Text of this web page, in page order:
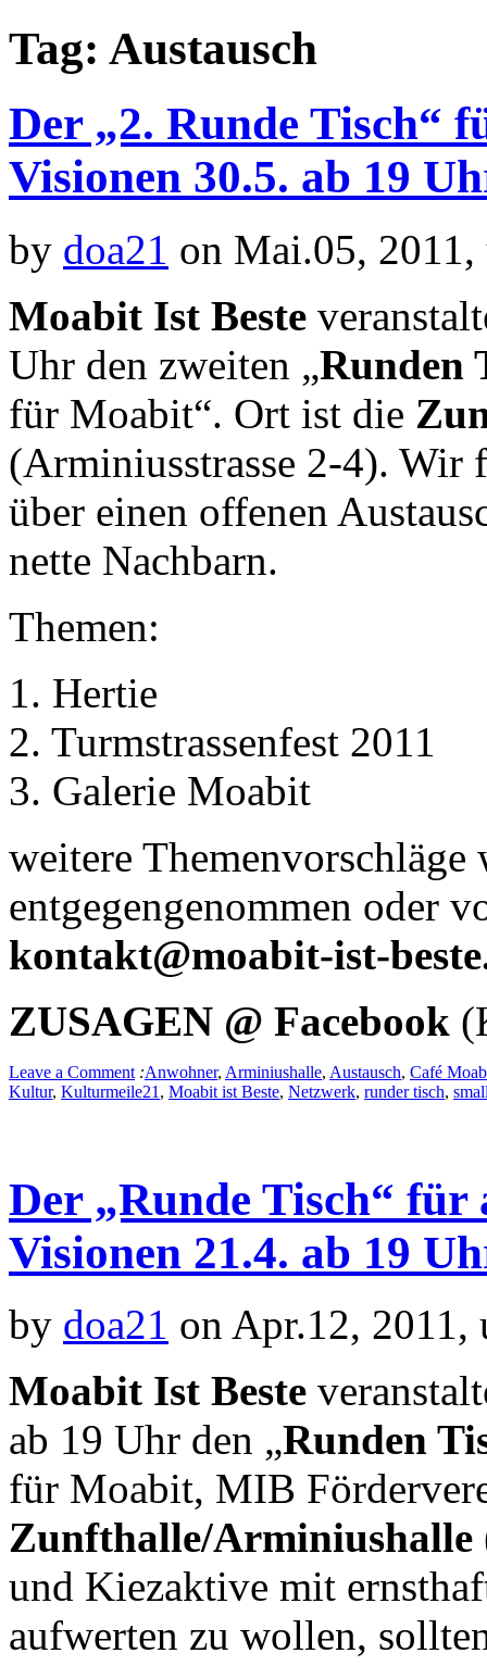
Tag: Austausch
Der „2. Runde Tisch“
Visionen 30.5. ab 19
by doa21 on Mai.05,
Moabit Ist Beste
Uhr den zweiten „Runden
für Moabit“. Ort ist die
(Arminiusstrasse 2-4). Wir
über einen offenen
nette Nachbarn.
Themen:
1. Hertie
2. Turmstrassenfest 2011
3. Galerie Moabit
weitere
entgegengenommen oder
kontakt@moabit-ist-
ZUSAGEN @ Facebook
Leave a Comment :Anwohner, Arminiushalle, Austausch, Café
Kultur, Kulturmeile21 , Moabit ist Beste, Netzwerk, runder tisch,
Der „Runde Tisch“
Visionen 21.4. ab 19
by doa21 on Apr.12, 2011,
Moabit Ist Beste
ab 19 Uhr den „Runden
für Moabit, MIB
Zunfthalle/Arminiushalle
und Kiezaktive mit
aufwerten zu wollen,